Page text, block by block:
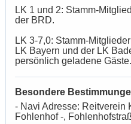
LK 1 und 2: Stamm-
der BRD.
LK 3-7,0: Stamm-
LK Bayern und der LK
persönlich geladene Gäste.
Besondere
- Navi Adresse: Reitverein
Fohlenhof -,